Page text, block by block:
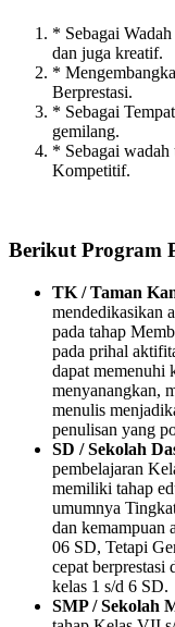
* Sebagai
dan juga kreatif.
*
Berprestasi.
* Sebagai
gemilang.
* Sebagai wadah
Kompetitif.
Berikut Program
TK / Taman
mendedikasikan
pada tahap
pada prihal
dapat memenuhi
menyanangkan,
menulis
penulisan yang
SD / Sekolah
pembelajaran
memiliki tahap
umumnya
dan kemampuan
06 SD, Tetapi
cepat berprestasi
kelas 1 s/d 6 SD.
SMP / Sekolah